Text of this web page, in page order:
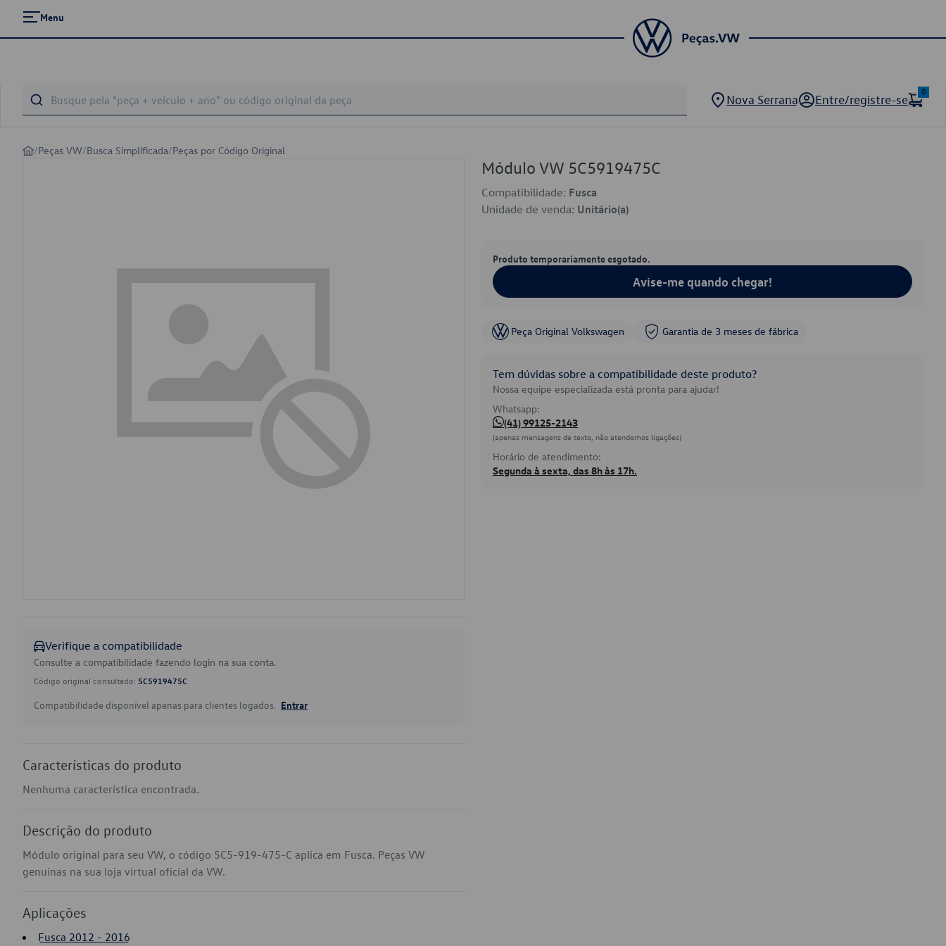
Menu
Nova Serrana Entre/registre-se
0
/Peças VW/Busca Simplificada/Peças por Código Original
Verifique a compatibilidade
Consulte a compatibilidade fazendo login na sua conta.
Código original consultado: 5C5919475C
Compatibilidade disponível apenas para clientes logados. Entrar
Características do produto
Nenhuma característica encontrada.
Descrição do produto
Módulo original para seu VW, o código 5C5-919-475-C aplica em Fusca. Peças VW
genuínas na sua loja virtual oficial da VW.
Aplicações
Fusca 2012 - 2016
Módulo VW 5C5919475C
Compatibilidade: Fusca
Unidade de venda: Unitário(a)
Produto temporariamente esgotado.
Avise-me quando chegar!
Peça Original Volkswagen Garantia de 3 meses de fábrica
Tem dúvidas sobre a compatibilidade deste produto?
Nossa equipe especializada está pronta para ajudar!
Whatsapp:
(41) 99125-2143
(apenas mensagens de texto, não atendemos ligações)
Horário de atendimento:
Segunda à sexta, das 8h às 17h.